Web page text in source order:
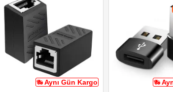
Aynı Gün Kargo